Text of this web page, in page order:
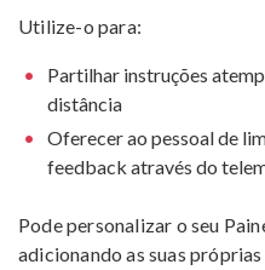
Utilize-o para:
Partilhar instruções
distância
Oferecer ao pessoal de
feedback através do
Pode personalizar o seu
adicionando as suas